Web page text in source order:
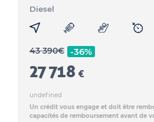
Diesel
43 390€ -36%
27 718 €
undefined
Un crédit vous engage et doit être
capacités de remboursement avant de